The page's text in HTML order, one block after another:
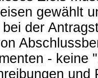
gewählt
der
- keine
und